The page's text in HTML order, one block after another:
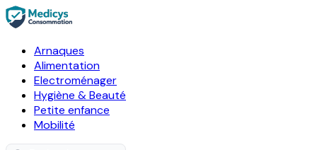
Arnaques
Alimentation
Electroménager
Hygiène & Beauté
Petite enfance
Mobilité